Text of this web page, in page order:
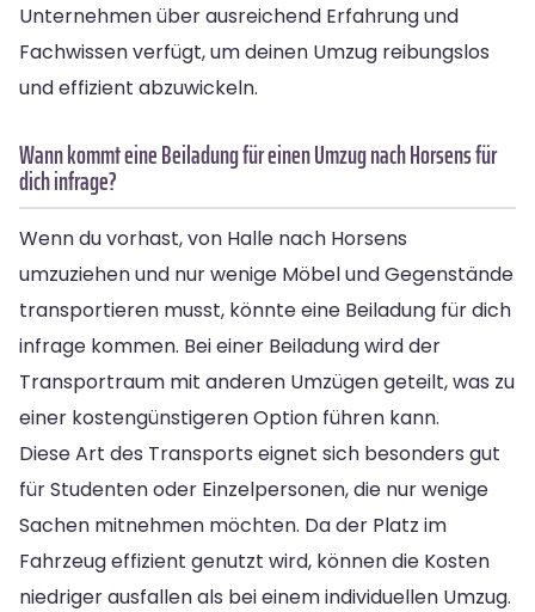
Unternehmen über ausreichend Erfahrung und
Fachwissen verfügt, um deinen Umzug reibungslos
und effizient abzuwickeln.
Wann kommt eine Beiladung für einen Umzug nach Horsens für
dich infrage?
Wenn du vorhast, von Halle nach Horsens
umzuziehen und nur wenige Möbel und Gegenstände
transportieren musst, könnte eine Beiladung für dich
infrage kommen. Bei einer Beiladung wird der
Transportraum mit anderen Umzügen geteilt, was zu
einer kostengünstigeren Option führen kann.
Diese Art des Transports eignet sich besonders gut
für Studenten oder Einzelpersonen, die nur wenige
Sachen mitnehmen möchten. Da der Platz im
Fahrzeug effizient genutzt wird, können die Kosten
niedriger ausfallen als bei einem individuellen Umzug.